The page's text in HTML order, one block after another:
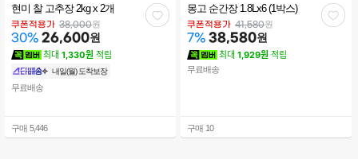
현미 찰 고추장 2kg x 2개
쿠폰적용가 38,000원
30% 26,600원
최대 1,330원 적립
내일(월) 도착보장
무료배송
구매 5,446
관
몽고 순간장 1.8Lx6 (1박스)
쿠폰적용가 41,580원
7% 38,580원
최대 1,929원 적립
무료배송
구매 10
관